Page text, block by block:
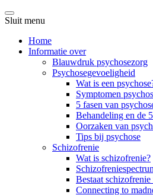
Sluit menu
Home
Informatie over
Blauwdruk psychosezorg
Psychosegevoeligheid
Wat is een
Symptomen
5 fasen van
Behandeling en de
Oorzaken van
Tips bij psychose
Schizofrenie
Wat is schizofrenie?
Bestaat
Connecting to